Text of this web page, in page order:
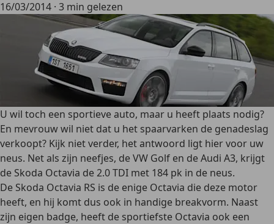
16/03/2014 · 3 min gelezen
U wil toch een sportieve auto, maar u heeft plaats nodig?
En mevrouw wil niet dat u het spaarvarken de genadeslag
verkoopt? Kijk niet verder, het antwoord ligt hier voor uw
neus. Net als zijn neefjes, de VW Golf en de Audi A3, krijgt
de Skoda Octavia de 2.0 TDI met 184 pk in de neus.
De Skoda Octavia RS is de enige Octavia die deze motor
heeft, en hij komt dus ook in handige breakvorm. Naast
zijn eigen badge, heeft de sportiefste Octavia ook een